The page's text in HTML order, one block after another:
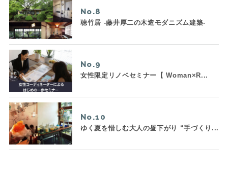
No.
聴竹居 -藤井厚二の木造モダニズム建築-
No.
女性限定リノベセミナー【 Woman×R...
No.
ゆく夏を惜しむ大人の昼下がり “手づくり...